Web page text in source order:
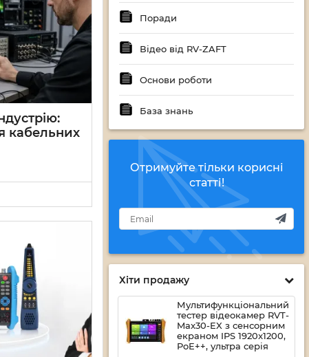
Поради
Відео від RV-ZAFT
Основи роботи
База знань
Отримуйте тільки корисні
статті!
Хіти продажу
Мультифункціональний
тестер відеокамер RVT-
Max30-EX з сенсорним
екраном IPS 1920x1200,
PoE++, ультра серія
кабельних